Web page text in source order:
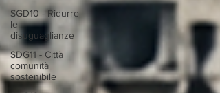
SGD10 - Ridurre
le
disuguaglianze
SDG11 - Città
comunità
sostenibile